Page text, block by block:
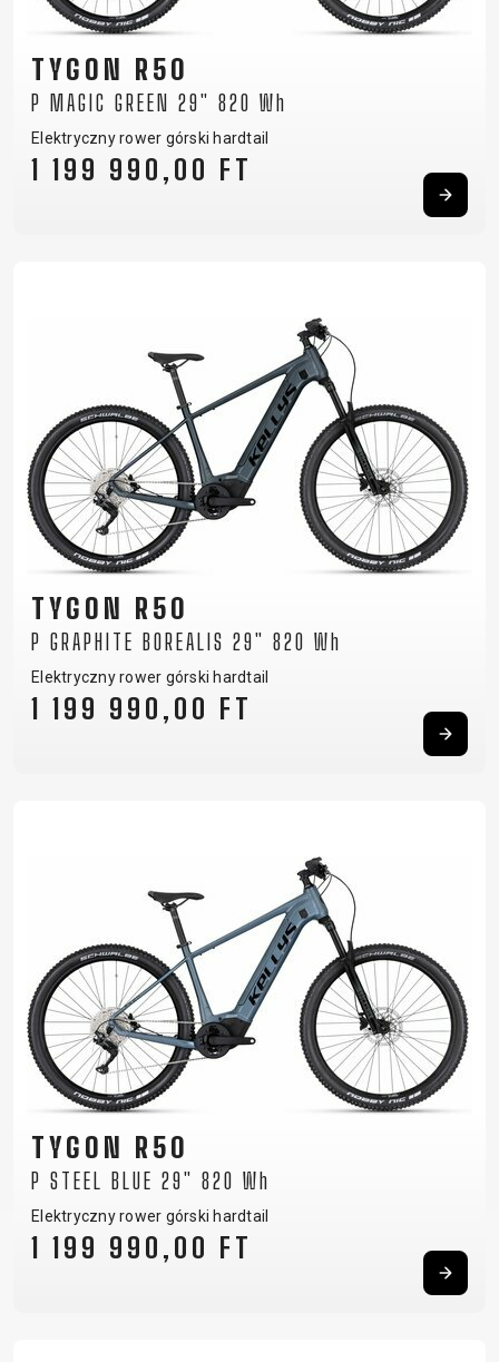
TYGON R50
P MAGIC GREEN 29" 820 Wh
Elektryczny rower górski hardtail
1 199 990,00 FT
TYGON R50
P GRAPHITE BOREALIS 29" 820 Wh
Elektryczny rower górski hardtail
1 199 990,00 FT
TYGON R50
P STEEL BLUE 29" 820 Wh
Elektryczny rower górski hardtail
1 199 990,00 FT